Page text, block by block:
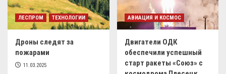
ЛЕСПРОМ ТЕХНОЛОГИИ
Дроны следят за
пожарами
11.03.2025
АВИАЦИЯ И КОСМОС
Двигатели ОДК
обеспечили успешный
старт ракеты «Союз» с